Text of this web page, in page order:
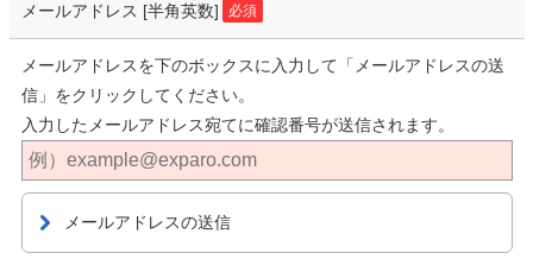
メールアドレス [半角英数] 必須
メールアドレスを下のボックスに入力して「メールアドレスの送
信」をクリックしてください。
入力したメールアドレス宛てに確認番号が送信されます。
メールアドレスの送信